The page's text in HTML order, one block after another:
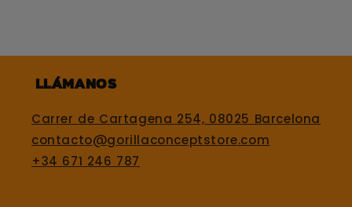
Llámanos
Carrer de Cartagena 254, 08025 Barcelona
contacto@gorillaconceptstore.com
+34 671 246 787